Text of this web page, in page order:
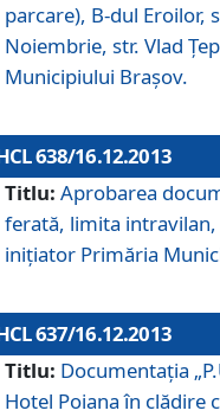
parcare), B-dul Eroilor,
Noiembrie, str. Vlad
Municipiului Braşov.
638/16.12.2013
Titlu: Aprobarea
ferată, limita intravilan,
iniţiator Primăria
637/16.12.2013
Titlu: Documentaţia
Hotel Poiana în clădire